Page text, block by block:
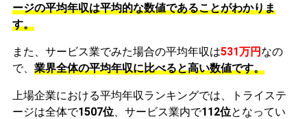
ージの平均年収は平均的な数値であることがわかりま
す。
また、サービス業でみた場合の平均年収は531万円 なの
で、 業界全体の平均年収に比べると高い数値です。
上場企業における平均年収ランキングでは、トライステ
ージは全体で1507位、サービス業内で112位となってい